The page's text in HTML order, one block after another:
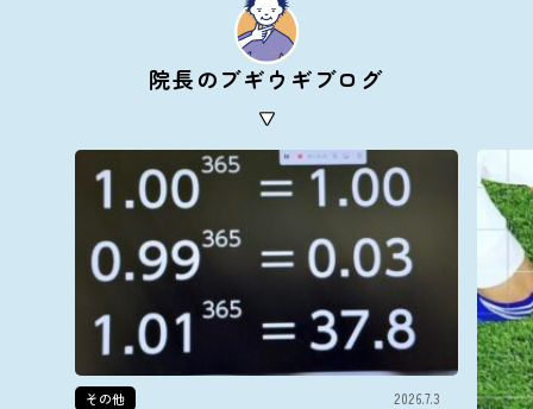
院長のブギウギブログ
その他 2026.7.3